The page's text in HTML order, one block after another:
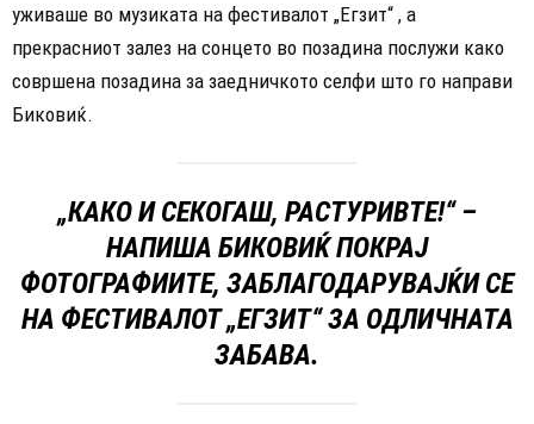
уживаше во музиката на фестивалот „Егзит“ , а
прекрасниот залез на сонцето во позадина послужи како
совршена позадина за заедничкото селфи што го направи
Биковиќ.
„КАКО И СЕКОГАШ, РАСТУРИВТЕ!“ –
НАПИША БИКОВИЌ ПОКРАЈ
ФОТОГРАФИИТЕ, ЗАБЛАГОДАРУВАЈЌИ СЕ
НА ФЕСТИВАЛОТ „ЕГЗИТ“ ЗА ОДЛИЧНАТА
ЗАБАВА.